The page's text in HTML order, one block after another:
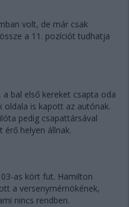
volt, de már csak
a 11. pozíciót tudhatja
bal első kereket csapta oda
oldala is kapott az autónak.
pedig csapattársával
helyen állnak.
as kört fut. Hamilton
a versenymérnökének,
nincs rendben.